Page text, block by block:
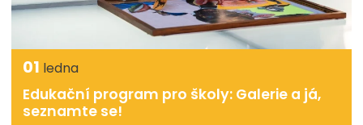
01 ledna
Edukační program pro školy: Galerie a já,
seznamte se!